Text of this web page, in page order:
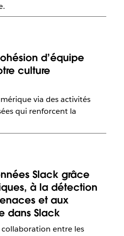
d’équipe
culture
via des activités
qui renforcent la
Slack grâce
à la détection
et aux
dans Slack
collaboration entre les